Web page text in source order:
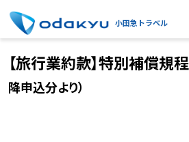
小田急トラベル
【旅行業約款】特別補償規程
降申込分より）